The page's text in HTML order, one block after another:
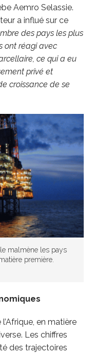
Aemro Selassie.
a influé sur ce
des pays les plus
ont réagi avec
ce qui a eu
privé et
croissance de se
malmène les pays
première.
en matière
Les chiffres
des trajectoires